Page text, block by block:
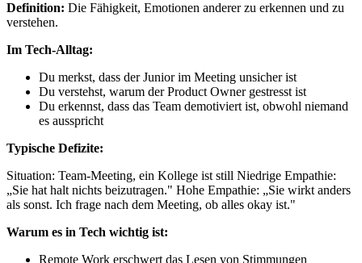
Definition: Die Fähigkeit, Emotionen anderer zu erkennen und zu
verstehen.
Im Tech-Alltag:
Du merkst, dass der Junior im Meeting unsicher ist
Du verstehst, warum der Product Owner gestresst ist
Du erkennst, dass das Team demotiviert ist, obwohl niemand
es ausspricht
Typische Defizite:
Situation: Team-Meeting, ein Kollege ist still Niedrige Empathie:
„Sie hat halt nichts beizutragen." Hohe Empathie: „Sie wirkt anders
als sonst. Ich frage nach dem Meeting, ob alles okay ist."
Warum es in Tech wichtig ist:
Remote Work erschwert das Lesen von Stimmungen